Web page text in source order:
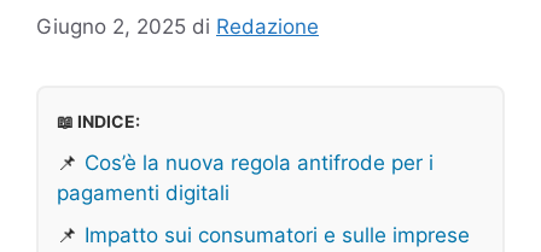
Giugno 2, 2025 di Redazione
📖 INDICE:
📌 Cos’è la nuova regola antifrode per i
pagamenti digitali
📌 Impatto sui consumatori e sulle imprese